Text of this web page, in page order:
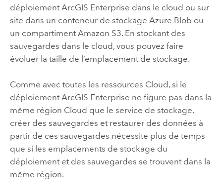
déploiement ArcGIS Enterprise dans le cloud ou sur
site dans un conteneur de stockage Azure Blob ou
un compartiment Amazon S3. En stockant des
sauvegardes dans le cloud, vous pouvez faire
évoluer la taille de l’emplacement de stockage.
Comme avec toutes les ressources Cloud, si le
déploiement ArcGIS Enterprise ne figure pas dans la
même région Cloud que le service de stockage,
créer des sauvegardes et restaurer des données à
partir de ces sauvegardes nécessite plus de temps
que si les emplacements de stockage du
déploiement et des sauvegardes se trouvent dans la
même région.